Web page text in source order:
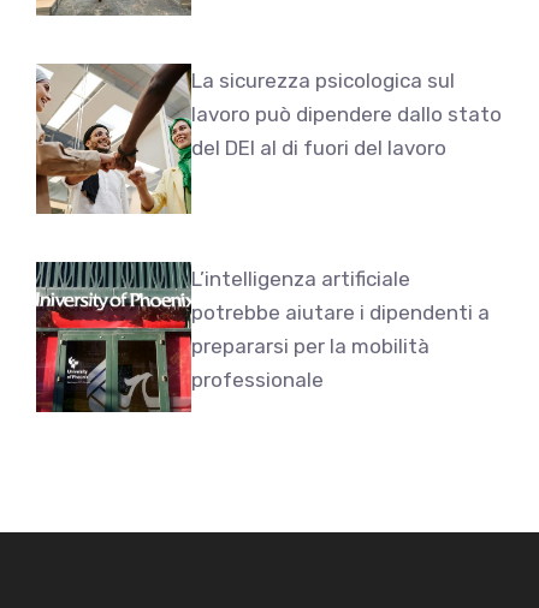
La sicurezza psicologica sul
lavoro può dipendere dallo stato
del DEI al di fuori del lavoro
L’intelligenza artificiale
potrebbe aiutare i dipendenti a
prepararsi per la mobilità
professionale